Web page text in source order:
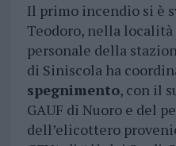
Il primo incendio si è
Teodoro, nella località
personale della
di Siniscola ha
spegnimento, con il
GAUF di Nuoro e del
dell’elicottero